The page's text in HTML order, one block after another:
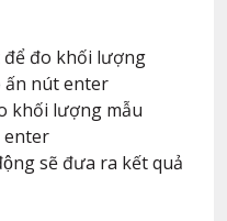
đo khối lượng
nút enter
khối lượng mẫu
enter
sẽ đưa ra kết quả